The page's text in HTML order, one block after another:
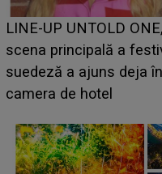
Ce a dezvăluit noua
luat prin surprindere pe
BĂIATUL VIZAT de
faptului împlinit, A